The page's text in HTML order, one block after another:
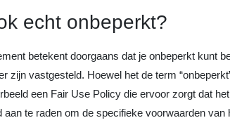
echt onbeperkt?
betekent doorgaans dat je onbeperkt kunt
zijn vastgesteld. Hoewel het de term
een Fair Use Policy die ervoor zorgt dat
te raden om de specifieke voorwaarden van